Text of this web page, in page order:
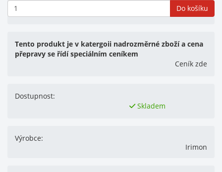
Do košíku
Tento produkt je v katergoii nadrozměrné zboží a cena
přepravy se řídí speciálním ceníkem
Ceník zde
Dostupnost:
Skladem
Výrobce:
Irimon